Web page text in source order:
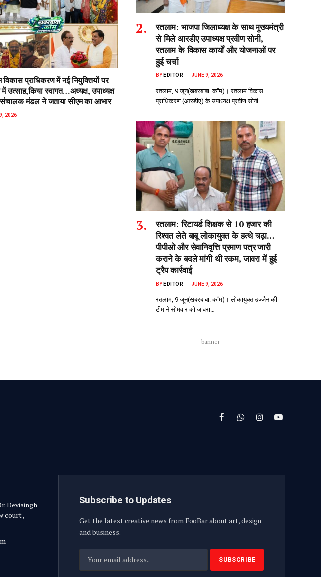
विकास प्राधिकरण में नई नियुक्तियों पर
में उत्साह,किया स्वागत…अध्यक्ष, उपाध्यक्ष
मंडल ने जताया सीएम का आभार
2026
रतलाम: भाजपा जिलाध्यक्ष के साथ मुख्यमंत्री
से मिले आरडीए उपाध्यक्ष प्रवीण सोनी,
रतलाम के विकास कार्यों और योजनाओं पर
हुई चर्चा
BY EDITOR JUNE 9, 2026
रतलाम, 9 जून(खबरबाबा. कॉम)। रतलाम विकास
प्राधिकरण (आरडीए) के उपाध्यक्ष प्रवीण सोनी…
रतलाम: रिटायर्ड शिक्षक से 10 हजार की
रिश्वत लेते बाबू लोकायुक्त के हत्थे चढ़ा…
पीपीओ और सेवानिवृत्ति प्रमाण पत्र जारी
कराने के बदले मांगी थी रकम, जावरा में हुई
ट्रैप कार्रवाई
BY EDITOR JUNE 9, 2026
रतलाम, 9 जून(खबरबाबा. कॉम)। लोकायुक्त उज्जैन की
टीम ने सोमवार को जावरा…
banner
FacebookWhatsAppInstagramYouTube
Devisingh
court ,
Subscribe to Updates
Get the latest creative news from FooBar about art, design
and business.